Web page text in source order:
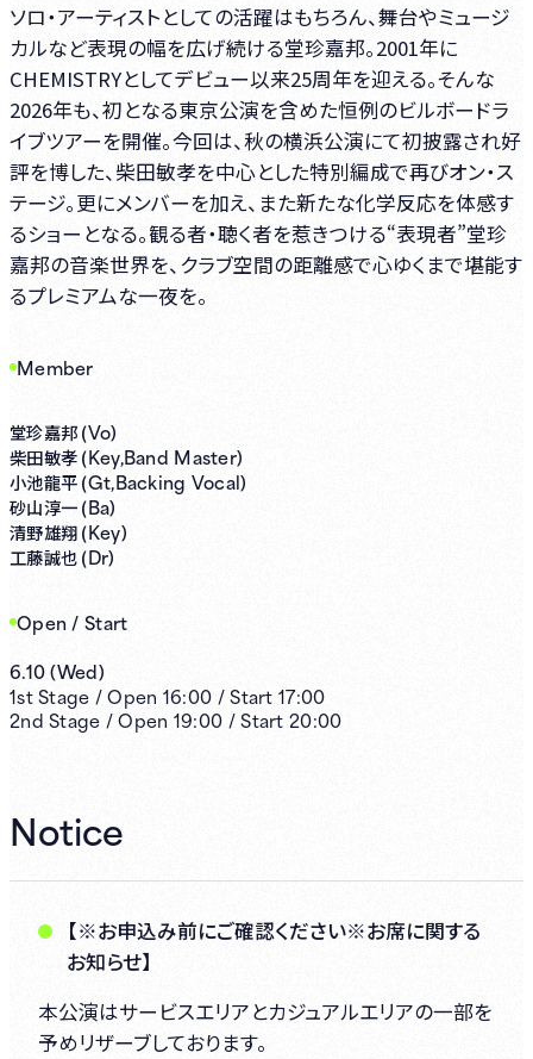
ソロ・アーティストとしての活躍はもちろん、舞台やミュージ
カルなど表現の幅を広げ続ける堂珍嘉邦。2001年に
CHEMISTRYとしてデビュー以来25周年を迎える。そんな
2026年も、初となる東京公演を含めた恒例のビルボードラ
イブツアーを開催。今回は、秋の横浜公演にて初披露され好
評を博した、柴田敏孝を中心とした特別編成で再びオン・ス
テージ。更にメンバーを加え、また新たな化学反応を体感す
るショーとなる。観る者・聴く者を惹きつける“表現者”堂珍
嘉邦の音楽世界を、クラブ空間の距離感で心ゆくまで堪能す
るプレミアムな一夜を。
Member
堂珍嘉邦 (Vo)
柴田敏孝 (Key,Band Master)
小池龍平 (Gt,Backing Vocal)
砂山淳一 (Ba)
清野雄翔 (Key)
工藤誠也 (Dr)
Open / Start
6.10(Wed)
1stStage /Open 16:00 /Start 17:00
2nd Stage /Open 19:00 /Start 20:00
Notice
【※お申込み前にご確認ください※お席に関する
お知らせ】
本公演はサービスエリアとカジュアルエリアの一部を
予めリザーブしております。